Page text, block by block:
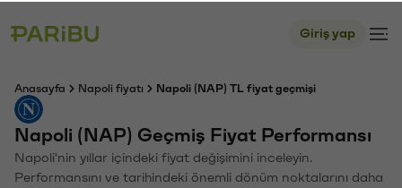
Giriş yap
Anasayfa Napoli fiyatı Napoli (NAP) TL fiyat geçmişi
Napoli (NAP) Geçmiş Fiyat Performansı
Napoli'nin yıllar içindeki fiyat değişimini inceleyin.
Performansını ve tarihindeki önemli dönüm noktalarını daha